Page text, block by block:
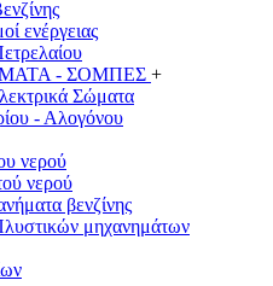
ενέργειας
- ΣΟΜΠΕΣ +
Σώματα
- Αλογόνου
νερού
νερού
βενζίνης
μηχανημάτων